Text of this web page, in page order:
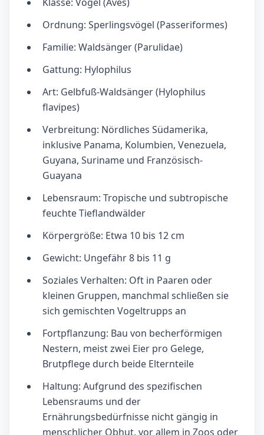
Ordnung: Sperlingsvögel (Passeriformes)
Familie: Waldsänger (Parulidae)
Gattung: Hylophilus
Art: Gelbfuß-Waldsänger (Hylophilus
flavipes)
Verbreitung: Nördliches Südamerika,
inklusive Panama, Kolumbien, Venezuela,
Guyana, Suriname und Französisch-
Guayana
Lebensraum: Tropische und subtropische
feuchte Tieflandwälder
Körpergröße: Etwa 10 bis 12 cm
Gewicht: Ungefähr 8 bis 11 g
Soziales Verhalten: Oft in Paaren oder
kleinen Gruppen, manchmal schließen sie
sich gemischten Vogeltrupps an
Fortpflanzung: Bau von becherförmigen
Nestern, meist zwei Eier pro Gelege,
Brutpflege durch beide Elternteile
Haltung: Aufgrund des spezifischen
Lebensraums und der
Ernährungsbedürfnisse nicht gängig in
menschlicher Obhut, vor allem in Zoos oder